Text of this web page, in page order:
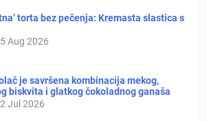
torta bez pečenja: Kremasta slastica s
Aug 2026
je savršena kombinacija mekog,
biskvita i glatkog čokoladnog ganaša
Jul 2026